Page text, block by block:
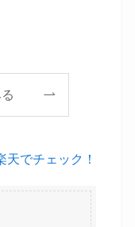
天でチェック！